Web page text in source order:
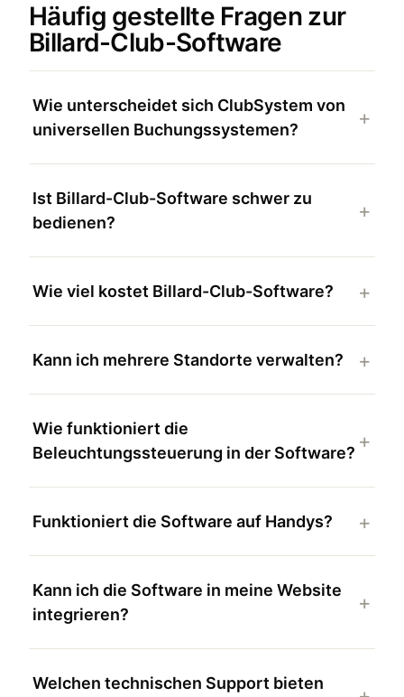
Häufig gestellte Fragen zur
Billard-Club-Software
Wie unterscheidet sich ClubSystem von
universellen Buchungssystemen?
Ist Billard-Club-Software schwer zu
bedienen?
Wie viel kostet Billard-Club-Software?
Kann ich mehrere Standorte verwalten?
Wie funktioniert die
Beleuchtungssteuerung in der Software?
Funktioniert die Software auf Handys?
Kann ich die Software in meine Website
integrieren?
Welchen technischen Support bieten